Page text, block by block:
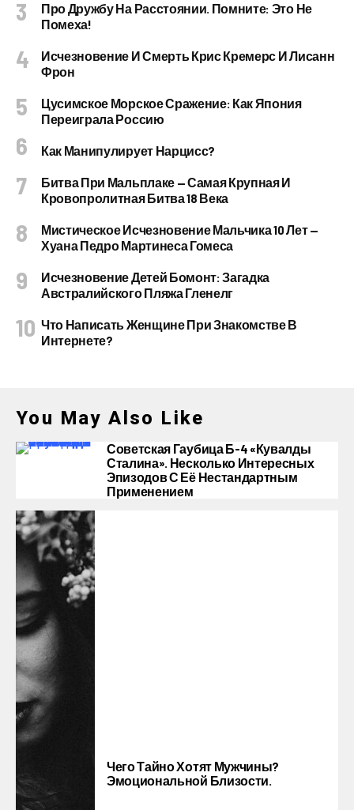
Про Дружбу На Расстоянии. Помните: Это Не
Помеха!
Исчезновение И Смерть Крис Кремерс И Лисанн
Фрон
Цусимское Морское Сражение: Как Япония
Переиграла Россию
Как Манипулирует Нарцисс?
Битва При Мальплаке — Самая Крупная И
Кровопролитная Битва 18 Века
Мистическое Исчезновение Мальчика 10 Лет —
Хуана Педро Мартинеса Гомеса
Исчезновение Детей Бомонт: Загадка
Австралийского Пляжа Гленелг
Что Написать Женщине При Знакомстве В
Интернете?
You May Also Like
Советская Гаубица Б-4 «Кувалды
Сталина». Несколько Интересных
Эпизодов С Её Нестандартным
Применением
Чего Тайно Хотят Мужчины?
Эмоциональной Близости.